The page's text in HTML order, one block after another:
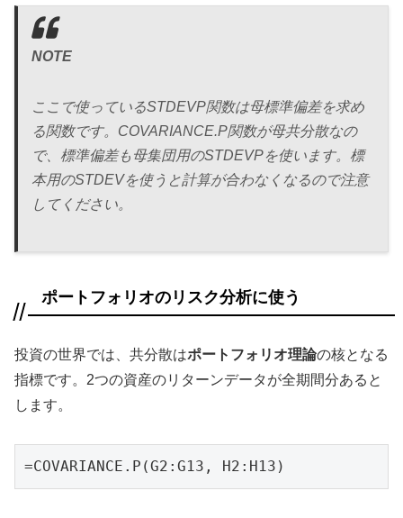
NOTE
ここで使っているSTDEVP関数は母標準偏差を求め
る関数です。COVARIANCE.P関数が母共分散なの
で、標準偏差も母集団用のSTDEVPを使います。標
本用のSTDEVを使うと計算が合わなくなるので注意
してください。
ポートフォリオのリスク分析に使う
投資の世界では、共分散はポートフォリオ理論の核となる
指標です。2つの資産のリターンデータが全期間分あると
します。
=COVARIANCE.P(G2:G13, H2:H13)